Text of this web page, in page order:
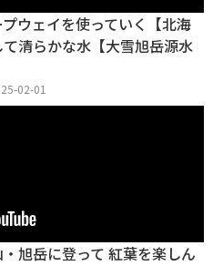
ウェイを使っていく【北海
清らかな水【大雪旭岳源水
02-01
旭岳に登って 紅葉を楽しん